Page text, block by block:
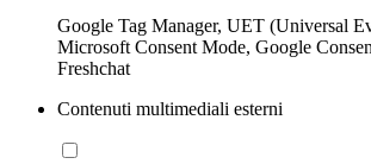
Google Tag Manager, UET (Universal
Microsoft Consent Mode, Google
Freshchat
Contenuti multimediali esterni